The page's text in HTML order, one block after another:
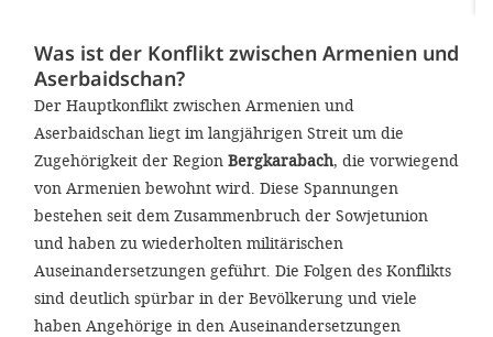
Was ist der Konflikt zwischen Armenien und
Aserbaidschan?
Der Hauptkonflikt zwischen Armenien und
Aserbaidschan liegt im langjährigen Streit um die
Zugehörigkeit der Region Bergkarabach, die vorwiegend
von Armenien bewohnt wird. Diese Spannungen
bestehen seit dem Zusammenbruch der Sowjetunion
und haben zu wiederholten militärischen
Auseinandersetzungen geführt. Die Folgen des Konflikts
sind deutlich spürbar in der Bevölkerung und viele
haben Angehörige in den Auseinandersetzungen